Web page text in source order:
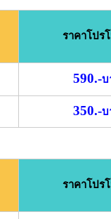
ราคาโปร
590.-บ
350.-บ
ราคาโปร